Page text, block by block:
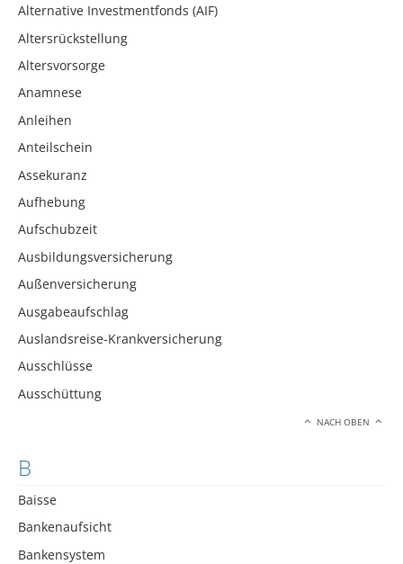
Alternative Investmentfonds (AIF)
Altersrückstellung
Altersvorsorge
Anamnese
Anleihen
Anteilschein
Assekuranz
Aufhebung
Aufschubzeit
Ausbildungsversicherung
Außenversicherung
Ausgabeaufschlag
Auslandsreise-Krankversicherung
Ausschlüsse
Ausschüttung
NACH OBEN
B
Baisse
Bankenaufsicht
Bankensystem